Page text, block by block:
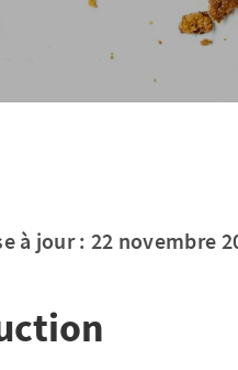
à jour : 22 novembre